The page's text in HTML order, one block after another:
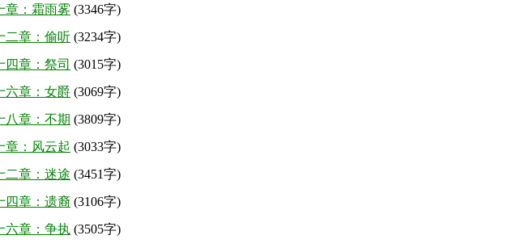
章：霜雨雾 (3346字)
二章：偷听 (3234字)
四章：祭司 (3015字)
六章：女爵 (3069字)
八章：不期 (3809字)
章：风云起 (3033字)
二章：迷途 (3451字)
四章：遗裔 (3106字)
六章：争执 (3505字)